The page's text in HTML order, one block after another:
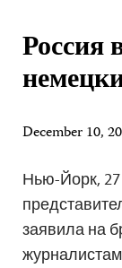
Россия
December 10,
Нью-Йорк,
заявила на